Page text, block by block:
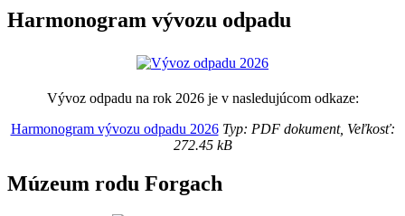
Harmonogram vývozu odpadu
Vývoz odpadu na rok 2026 je v nasledujúcom odkaze:
Harmonogram vývozu odpadu 2026Typ: PDF dokument, Veľkosť:
272.45 kB
Múzeum rodu Forgach